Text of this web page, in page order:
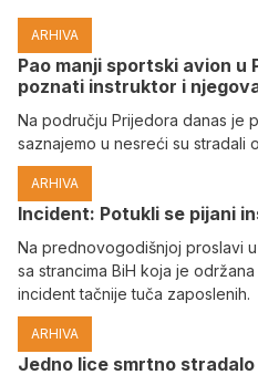
ARHIVA
Pao manji sportski avion u
poznati instruktor i
Na području Prijedora danas je
saznajemo u nesreći su stradali
ARHIVA
Incident: Potukli se pijani
Na prednovogodišnjoj proslavi
sa strancima BiH koja je
incident tačnije tuča zaposlenih.
ARHIVA
Јedno lice smrtno stradalo